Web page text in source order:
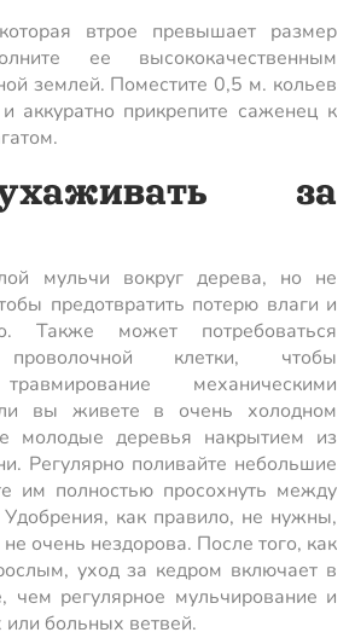
втрое превышает размер
ее высококачественным
землей. Поместите 0,5 м. кольев
аккуратно прикрепите саженец к
за
мульчи вокруг дерева, но не
предотвратить потерю влаги и
Также может потребоваться
проволочной клетки, чтобы
механическими
вы живете в очень холодном
молодые деревья накрытием из
Регулярно поливайте небольшие
им полностью просохнуть между
как правило, не нужны,
очень нездорова. После того, как
уход за кедром включает в
чем регулярное мульчирование и
больных ветвей.